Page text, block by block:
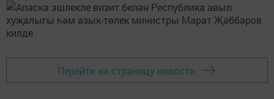
Перейти на страницу новости